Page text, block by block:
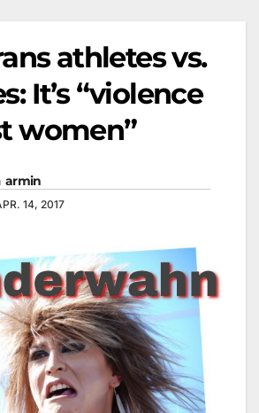
athletes vs.
It’s “violence
women”
armin
14, 2017